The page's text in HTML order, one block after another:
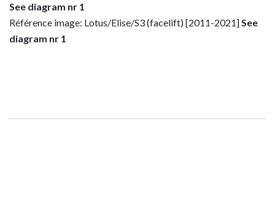
See diagram nr 1
Référence image: Lotus/Elise/S3 (facelift) [2011-2021]See
diagram nr 1